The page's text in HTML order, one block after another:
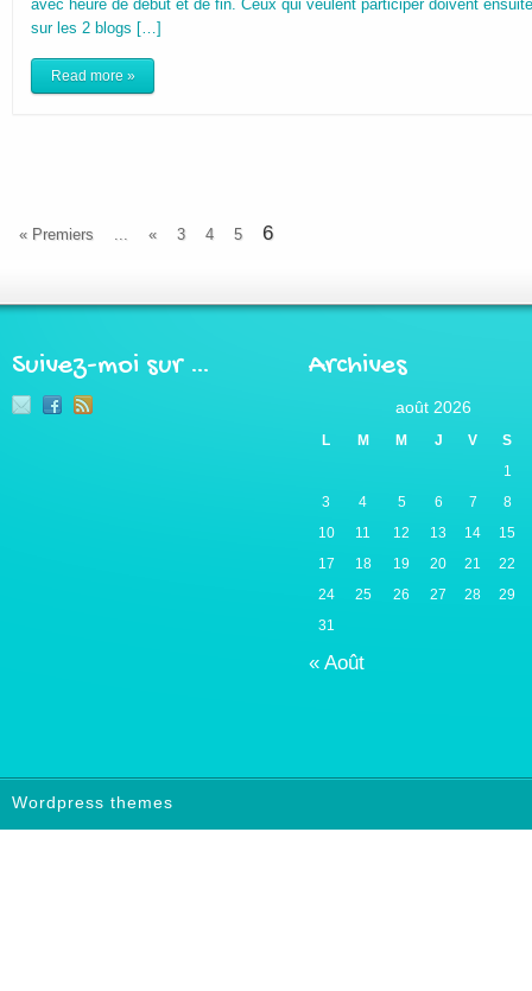
avec heure de début et de fin. Ceux qui veulent participer doivent
sur les 2 blogs […]
Read more »
« Premiers « 3 4 5 6
Suivez-moi sur … Archives
août 2026
L M M J V S
« Août
1
3
4 5 6 7
8
10
11 12 13 14
15
17
18 19 20 21
22
24
25 26 27 28
29
31
Wordpress themes